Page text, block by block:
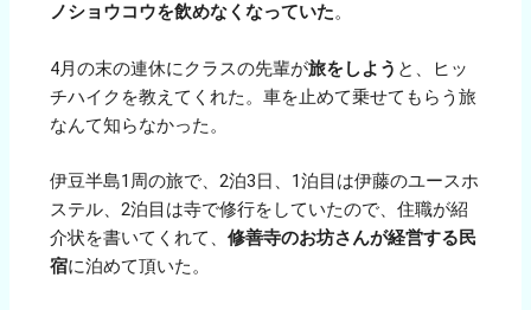
ノショウコウを飲めなくなっていた。
4月の末の連休にクラスの先輩が旅をしよう と、ヒッ
チハイクを教えてくれた。車を止めて乗せてもらう旅
なんて知らなかった。
伊豆半島1周の旅で、2泊3日、1泊目は伊藤のユースホ
ステル、2泊目は寺で修行をしていたので、住職が紹
介状を書いてくれて、修善寺のお坊さんが経営する民
宿に泊めて頂いた。